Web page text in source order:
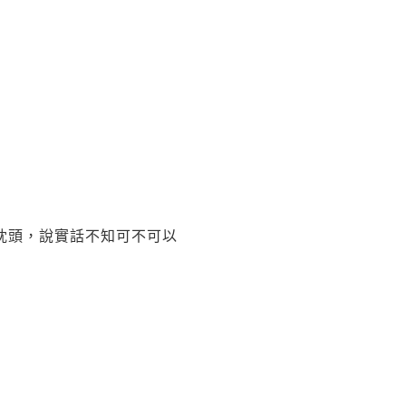
頭，說實話不知可不可以